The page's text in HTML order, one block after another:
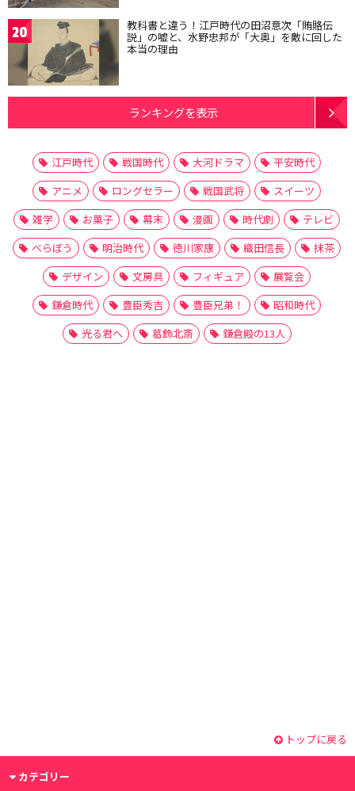
20 教科書と違う！江戸時代の田沼意次「賄賂伝
説」の嘘と、水野忠邦が「大奥」を敵に回した
本当の理由
ランキングを表示
江戸時代 戦国時代 大河ドラマ
平安時代
アニメ
ロングセラー 戦国武将
スイーツ
雑学
お菓子 幕末 漫画 時代劇
テレビ
べらぼう
明治時代 徳川家康 織田信長
抹茶
デザイン
文房具 フィギュア
展覧会
鎌倉時代
豊臣秀吉 豊臣兄弟！
昭和時代
光る君へ
葛飾北斎 鎌倉殿の13人
トップに戻る
カテゴリー